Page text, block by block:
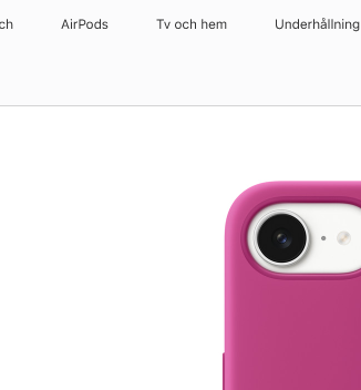
AirPods Tv och hem Underhållning